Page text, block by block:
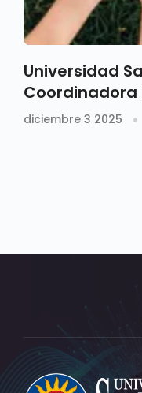
Universidad
Coordinadora
ORSU de ASCUN
diciembre 3 2025